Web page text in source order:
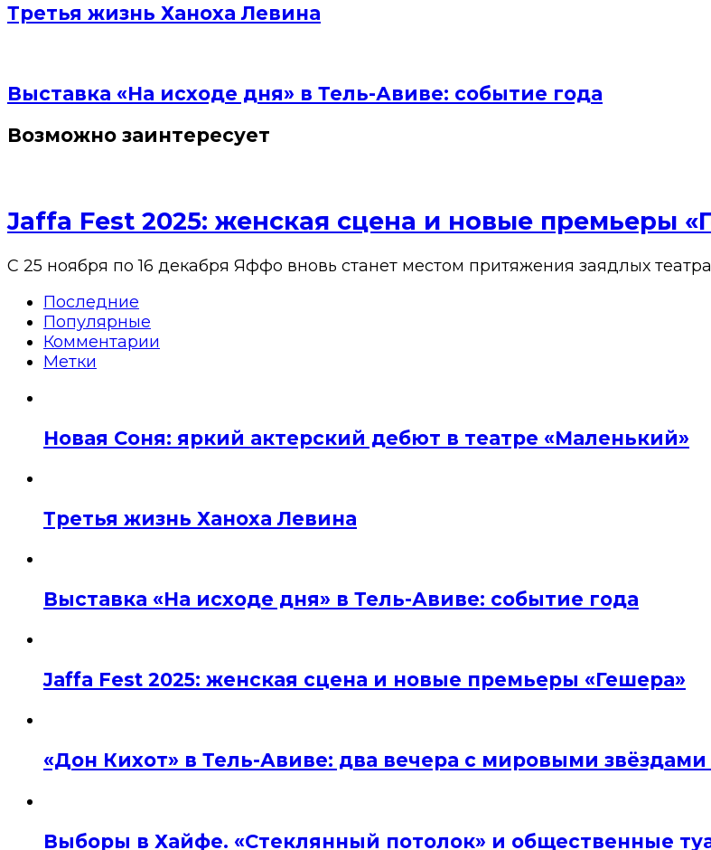
Третья жизнь Ханоха Левина
Выставка «На исходе дня» в Тель-Авиве: событие года
Возможно заинтересует
Jaffa Fest 2025: женская сцена и новые премьеры
С 25 ноября по 16 декабря Яффо вновь станет местом притяжения заядлых
Последние
Популярные
Комментарии
Метки
Новая Соня: яркий актерский дебют в театре «Маленький»
Третья жизнь Ханоха Левина
Выставка «На исходе дня» в Тель-Авиве: событие года
Jaffa Fest 2025: женская сцена и новые премьеры «Гешера»
«Дон Кихот» в Тель-Авиве: два вечера с мировыми звёздами
Выборы в Хайфе. «Стеклянный потолок» и общественные